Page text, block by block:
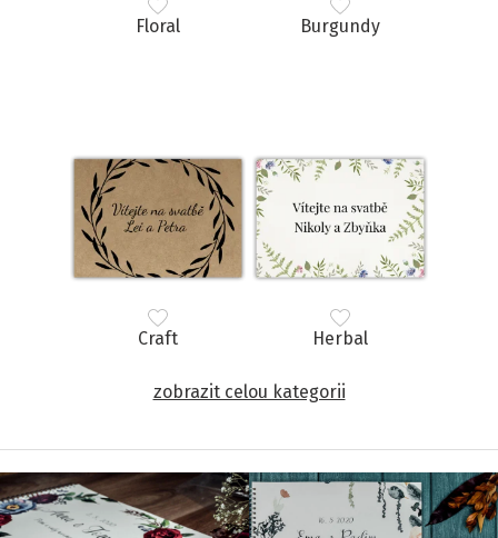
Floral Burgundy
Craft Herbal
zobrazit celou kategorii